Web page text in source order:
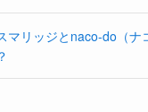
マリッジとnaco-do（ナ